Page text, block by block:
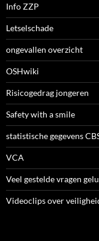
Info ZZP
Letselschade
ongevallen overzicht
OSHwiki
Risicogedrag jongeren
Safety with a smile
statistische gegevens
VCA
Veel gestelde vragen
Videoclips over